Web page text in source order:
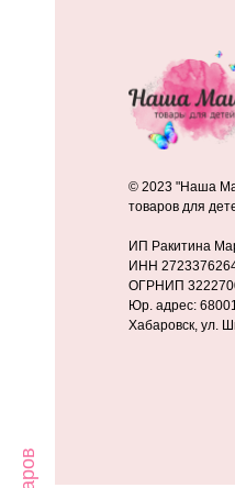
© 2023 "Наша
товаров для
ИП Ракитина
ИНН
ОГРНИП
Юр. адрес:
Хабаровск, ул.